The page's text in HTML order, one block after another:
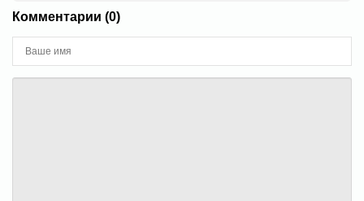
Комментарии (0)